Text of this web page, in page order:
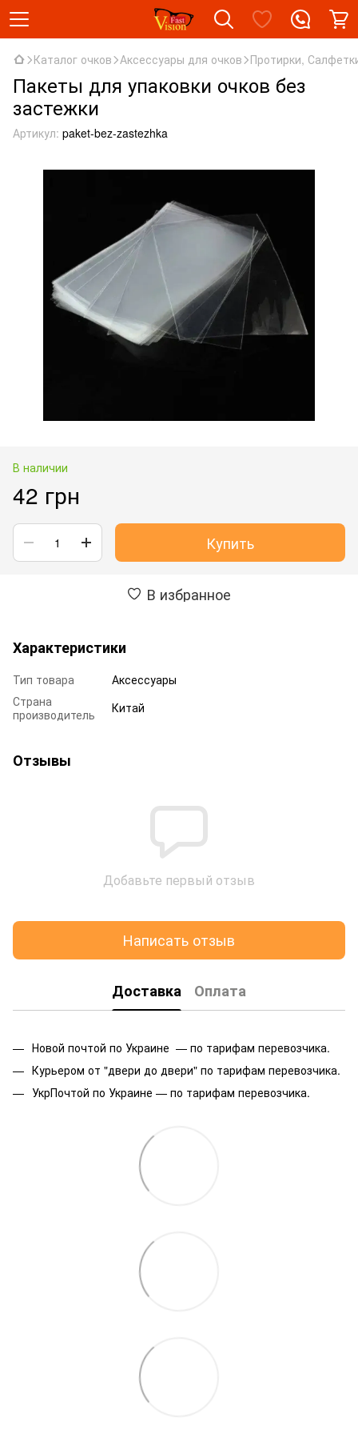
Каталог очков Аксессуары для очков Протирки,
Пакеты для упаковки очков без
застежки
Артикул: paket-bez-zastezhka
В наличии
42 грн
Купить
В избранное
Характеристики
Тип товара
Аксессуары
Страна
производитель
Китай
Отзывы
Добавьте первый отзыв
Написать отзыв
Доставка Оплата
Новой почтой по Украине — по тарифам перевозчика.
Курьером от "двери до двери" по тарифам перевозчика.
УкрПочтой по Украине — по тарифам перевозчика.